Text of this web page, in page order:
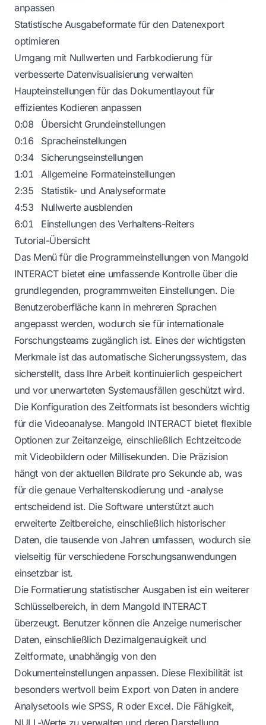
anpassen
Statistische Ausgabeformate für den Datenexport
optimieren
Umgang mit Nullwerten und Farbkodierung für
verbesserte Datenvisualisierung verwalten
Haupteinstellungen für das Dokumentlayout für
effizientes Kodieren anpassen
0:08
Übersicht Grundeinstellungen
0:16
Spracheinstellungen
0:34
Sicherungseinstellungen
1:01
Allgemeine Formateinstellungen
2:35
Statistik- und Analyseformate
4:53
Nullwerte ausblenden
6:01
Einstellungen des Verhaltens-Reiters
Tutorial-Übersicht
Das Menü für die Programmeinstellungen von Mangold
INTERACT bietet eine umfassende Kontrolle über die
grundlegenden, programmweiten Einstellungen. Die
Benutzeroberfläche kann in mehreren Sprachen
angepasst werden, wodurch sie für internationale
Forschungsteams zugänglich ist. Eines der wichtigsten
Merkmale ist das automatische Sicherungssystem, das
sicherstellt, dass Ihre Arbeit kontinuierlich gespeichert
und vor unerwarteten Systemausfällen geschützt wird.
Die Konfiguration des Zeitformats ist besonders wichtig
für die Videoanalyse. Mangold INTERACT bietet flexible
Optionen zur Zeitanzeige, einschließlich Echtzeitcode
mit Videobildern oder Millisekunden. Die Präzision
hängt von der aktuellen Bildrate pro Sekunde ab, was
für die genaue Verhaltenskodierung und -analyse
entscheidend ist. Die Software unterstützt auch
erweiterte Zeitbereiche, einschließlich historischer
Daten, die tausende von Jahren umfassen, wodurch sie
vielseitig für verschiedene Forschungsanwendungen
einsetzbar ist.
Die Formatierung statistischer Ausgaben ist ein weiterer
Schlüsselbereich, in dem Mangold INTERACT
überzeugt. Benutzer können die Anzeige numerischer
Daten, einschließlich Dezimalgenauigkeit und
Zeitformate, unabhängig von den
Dokumenteinstellungen anpassen. Diese Flexibilität ist
besonders wertvoll beim Export von Daten in andere
Analysetools wie SPSS, R oder Excel. Die Fähigkeit,
NULL-Werte zu verwalten und deren Darstellung